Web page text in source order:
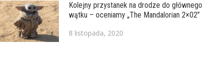
Kolejny przystanek na drodze do głównego
wątku – oceniamy „The Mandalorian 2×02”
8 listopada, 2020